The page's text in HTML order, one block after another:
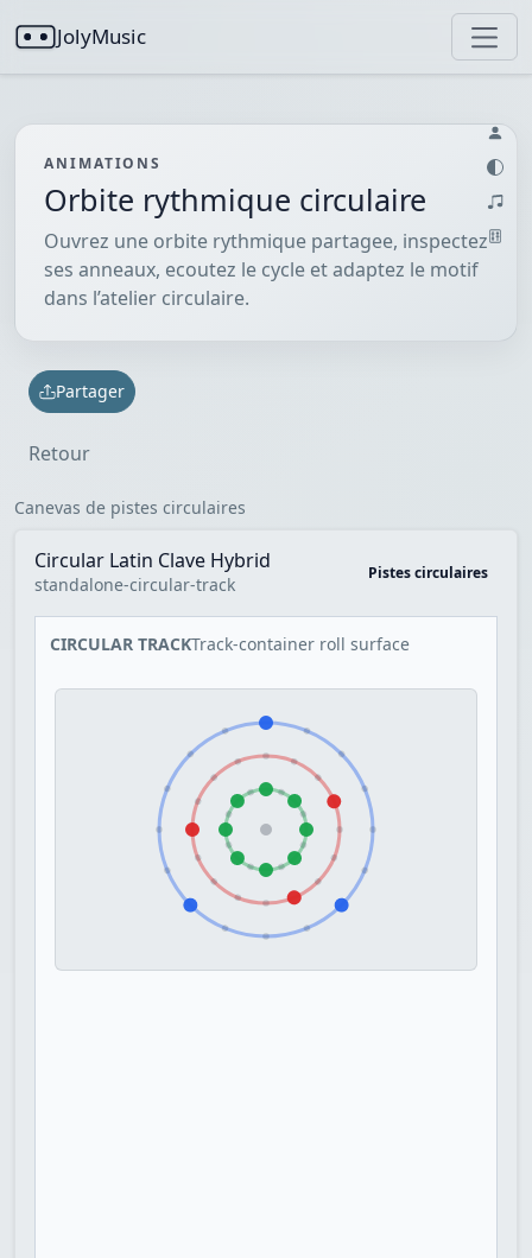
JolyMusic
ANIMATIONS
Orbite rythmique circulaire
Ouvrez une orbite rythmique partagee, inspectez
ses anneaux, ecoutez le cycle et adaptez le motif
dans l’atelier circulaire.
Partager
Retour
Canevas de pistes circulaires
Circular Latin Clave Hybrid
standalone-circular-track
Pistes circulaires
CIRCULAR TRACKTrack-container roll surface